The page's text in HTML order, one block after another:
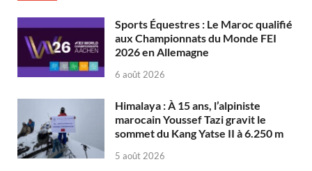
Sports Équestres : Le Maroc qualifié
aux Championnats du Monde FEI
2026 en Allemagne
6 août 2026
Himalaya : À 15 ans, l’alpiniste
marocain Youssef Tazi gravit le
sommet du Kang Yatse II à 6.250 m
5 août 2026